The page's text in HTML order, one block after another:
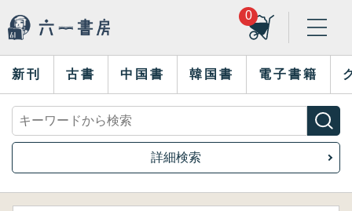
0
新刊 古書 中国書 韓国書 電子書籍
詳細検索